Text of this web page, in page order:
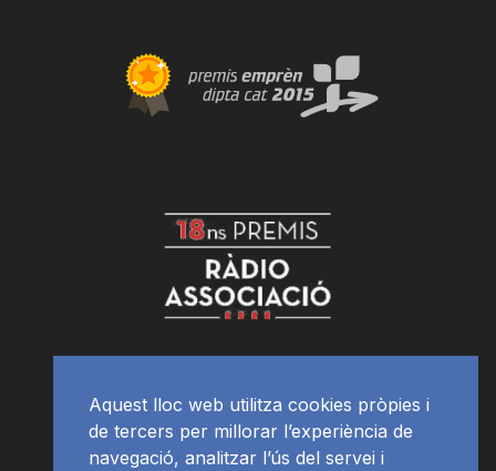
Aquest lloc web utilitza cookies pròpies i
de tercers per millorar l’experiència de
navegació, analitzar l’ús del servei i